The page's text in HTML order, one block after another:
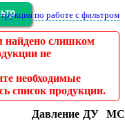
по работе с фильтром
слишком
не
необходимые
список продукции.
Давление ДУ